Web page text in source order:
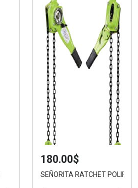
180.00$
SEÑORITA RATCHET